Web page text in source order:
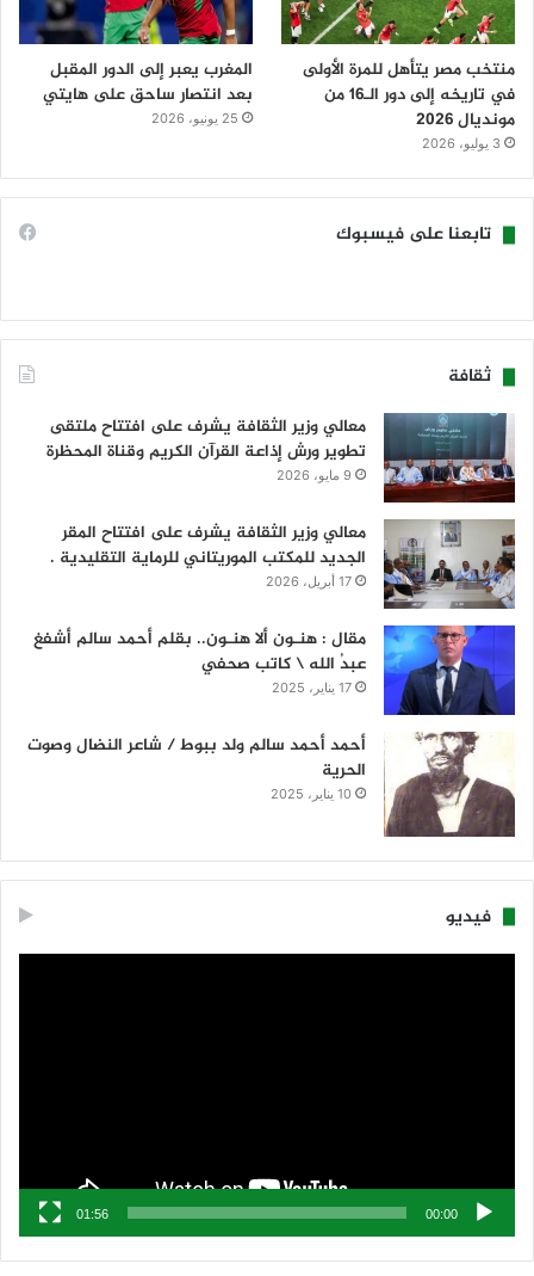
منتخب مصر يتأهل للمرة الأولى
في تاريخه إلى دور الـ16 من
مونديال 2026
3 يوليو، 2026
المغرب يعبر إلى الدور المقبل
بعد انتصار ساحق على هايتي
25 يونيو، 2026
تابعنا على فيسبوك
ثقافة
معالي وزير الثقافة يشرف على افتتاح ملتقى
تطوير ورش إذاعة القرآن الكريم وقناة المحظرة
9 مايو، 2026
معالي وزير الثقافة يشرف على افتتاح المقر
الجديد للمكتب الموريتاني للرماية التقليدية .
17 أبريل، 2026
مقال : هنـون ألا هنـون.. بقلم أحمد سالم أشفغ
عبدُ الله \ كاتب صحفي
17 يناير، 2025
أحمد أحمد سالم ولد ببوط / شاعر النضال وصوت
الحرية
10 يناير، 2025
فيديو
00:00
01:56